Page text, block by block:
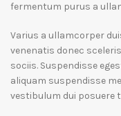
fermentum purus a
Varius a ullamcorper
venenatis donec
sociis. Suspendisse
aliquam suspendisse
vestibulum dui posuere